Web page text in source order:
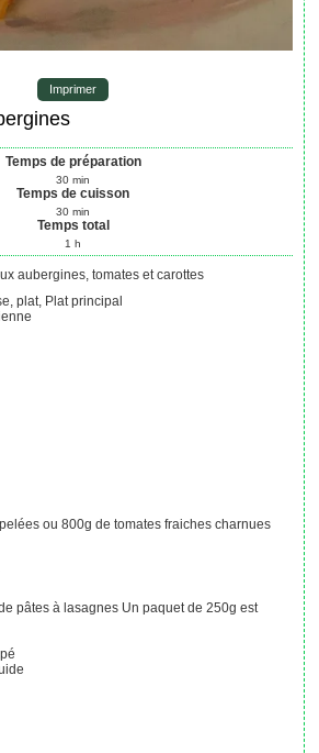
Imprimer
Temps de préparation
30 min
Temps de cuisson
30 min
Temps total
1 h
aubergines, tomates et carottes
plat, Plat principal
ou 800g de tomates fraiches charnues
pâtes à lasagnes Un paquet de 250g est